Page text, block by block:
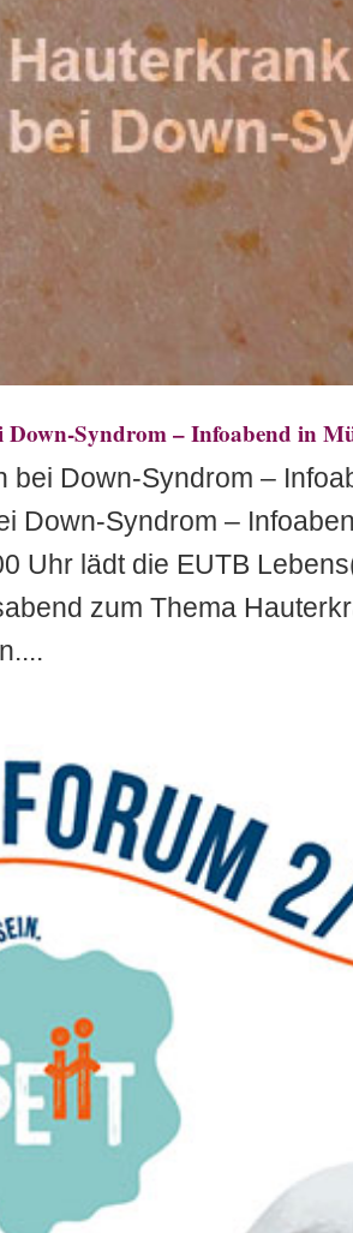
Syndrom – Infoabend in
bei Down-Syndrom –
Down-Syndrom –
Uhr lädt die EUTB
zum Thema